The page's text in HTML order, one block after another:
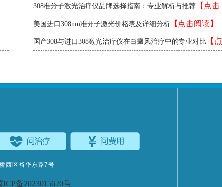
`【点击阅读】
308准分子激光治疗仪品牌选择指南：专业解析与推荐【点击
阅读】
美国进口308nm准分子激光价格表及详细分析【点击阅读】
国产308与进口308激光治疗仪在白癜风治疗中的专业对比 【点
西区裕华东路7号
ICP备2023015620号